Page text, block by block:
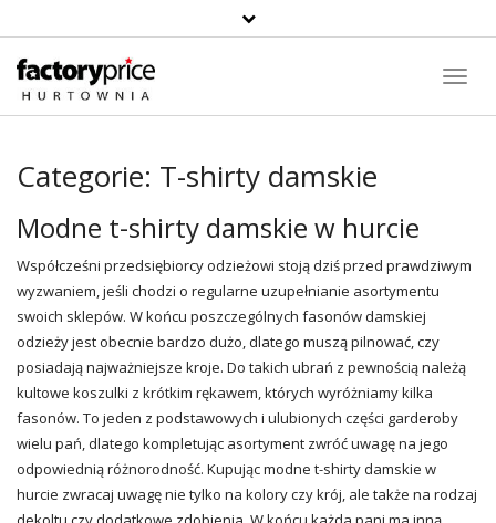
Categorie: T-shirty damskie
Modne t-shirty damskie w hurcie
Współcześni przedsiębiorcy odzieżowi stoją dziś przed prawdziwym
wyzwaniem, jeśli chodzi o regularne uzupełnianie asortymentu
swoich sklepów. W końcu poszczególnych fasonów damskiej
odzieży jest obecnie bardzo dużo, dlatego muszą pilnować, czy
posiadają najważniejsze kroje. Do takich ubrań z pewnością należą
kultowe koszulki z krótkim rękawem, których wyróżniamy kilka
fasonów. To jeden z podstawowych i ulubionych części garderoby
wielu pań, dlatego kompletując asortyment zwróć uwagę na jego
odpowiednią różnorodność. Kupując modne t-shirty damskie w
hurcie zwracaj uwagę nie tylko na kolory czy krój, ale także na rodzaj